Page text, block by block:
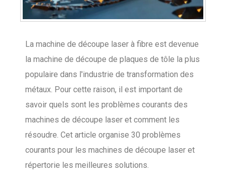
La machine de découpe laser à fibre est devenue
la machine de découpe de plaques de tôle la plus
populaire dans l'industrie de transformation des
métaux. Pour cette raison, il est important de
savoir quels sont les problèmes courants des
machines de découpe laser et comment les
résoudre. Cet article organise 30 problèmes
courants pour les machines de découpe laser et
répertorie les meilleures solutions.